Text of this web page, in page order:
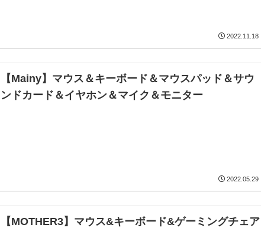
2022.11.18
【Mainy】マウス＆キーボード＆マウスパッド＆サウ
ンドカード＆イヤホン＆マイク＆モニター
2022.05.29
【MOTHER3】マウス&キーボード&ゲーミングチェア